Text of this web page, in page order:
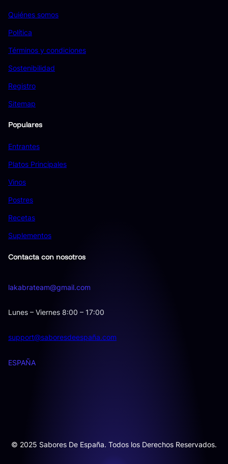
Quiénes somos
Política
Términos y condiciones
Sostenibilidad
Registro
Sitemap
Populares
Entrantes
Platos Principales
Vinos
Postres
Recetas
Suplementos
Contacta con nosotros
lakabrateam@gmail.com
Lunes – Viernes 8:00 – 17:00
support@saboresdeespaña.com
ESPAÑA
© 2025 Sabores De España. Todos los Derechos Reservados.